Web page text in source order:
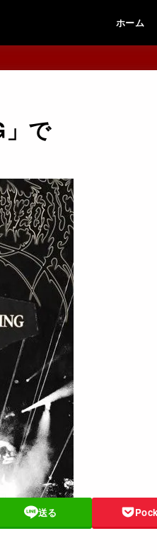
ホーム
」で
送る